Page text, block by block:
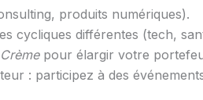
produits numériques).
cycliques différentes (tech,
pour élargir votre
: participez à des